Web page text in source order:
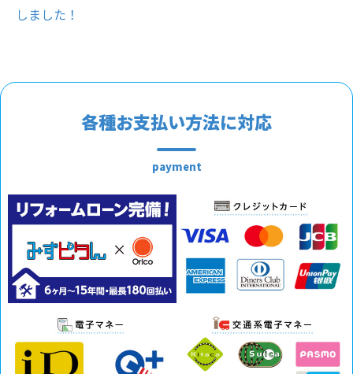
しました！
各種お支払い方法に対応
payment